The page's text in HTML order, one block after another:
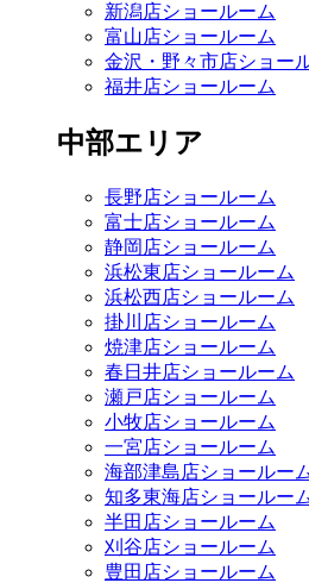
新潟店ショールーム
富山店ショールーム
金沢・野々市店ショー
福井店ショールーム
中部エリア
長野店ショールーム
富士店ショールーム
静岡店ショールーム
浜松東店ショールーム
浜松西店ショールーム
掛川店ショールーム
焼津店ショールーム
春日井店ショールーム
瀬戸店ショールーム
小牧店ショールーム
一宮店ショールーム
海部津島店ショールー
知多東海店ショールー
半田店ショールーム
刈谷店ショールーム
豊田店ショールーム